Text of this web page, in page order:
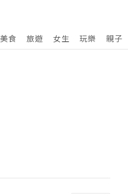
美食 旅遊 女生 玩樂 親子